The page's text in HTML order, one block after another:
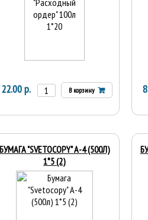
22.00 р. В корзину
БУМАГА "SVETOCOPY" А-4 (500Л)
1*5 (2)